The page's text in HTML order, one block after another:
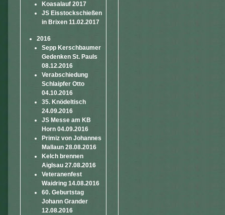
Koasalauf 2017
JS Eisstockschießen
in Brixen 11.02.2017
2016
Sepp Kerschbaumer
Gedenken St. Pauls
08.12.2016
Verabschiedung
Schlaipfer Otto
04.10.2016
35. Knödeltisch
24.09.2016
JS Messe am KB
Horn 04.09.2016
Primiz von Johannes
Mallaun 28.08.2016
Kelch brennen
Aiglsau 27.08.2016
Veteranenfest
Waidring 14.08.2016
60. Geburtstag
Johann Grander
12.08.2016